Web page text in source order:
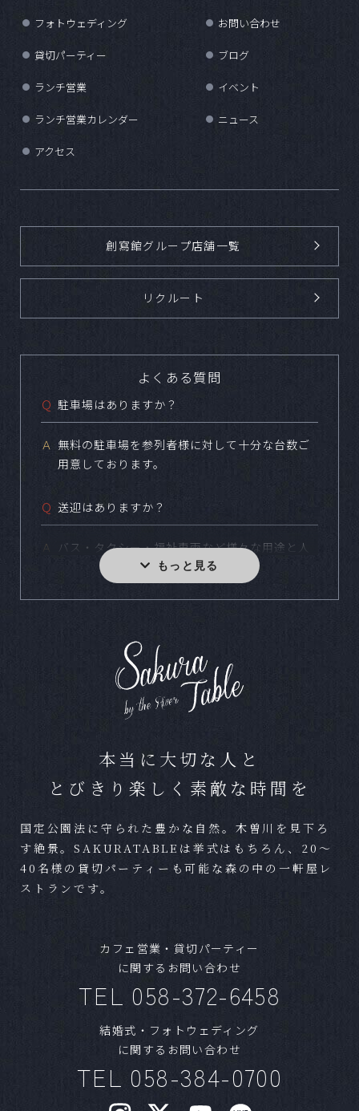
● フォトウェディング
● 貸切パーティー
● ランチ営業
● ランチ営業カレンダー
● アクセス
● お問い合わせ
● ブログ
● イベント
● ニュース
創寫館グループ店舗一覧
リクルート
よくある質問
Ｑ 駐車場はありますか？
Ａ 無料の駐車場を参列者様に対して十分な台数ご
用意しております。
Ｑ 送迎はありますか？
Ａ
バス・タクシー・福祉車両など様々な用途と人
数に合わせてご用意しております。
どの様なスタイルでも結婚式をご実施いただけ
ます。写真のみやお食事のない結婚式など、お
気軽にお問合せください。
可能です。条件によっては一部お断りする場合
がございますが、お気軽にご相談ください。
Ｑ 準備期間はどれほどかかりますか？
Ａ 結婚式までに最短であれば1ヶ月程度でも可能で
す。
気候の良いシーズンや、日柄が良い日は人気で
す。1年以上前からご予約いただく方もいらっし
相談ください。
ブライダルフェアはいつまでに予約すればいい
本当に大切な人と
とびきり楽しく素敵な時間を
国定公園法に守られた豊かな自然。木曽川を見下ろ
す絶景。SAKURATABLEは挙式はもちろん、20～
40名様の貸切パーティーも可能な森の中の一軒屋レ
ストランです。
カフェ営業・貸切パーティー
に関するお問い合わせ
TEL 058-372-6458
結婚式・フォトウェディング
に関するお問い合わせ
TEL 058-384-0700